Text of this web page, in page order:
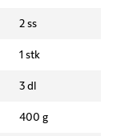
2 ss
1 stk
3 dl
400 g